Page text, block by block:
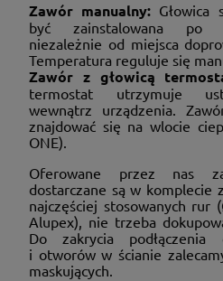
Zawór manualny: Głowica
być zainstalowana po
niezależnie od miejsca
Temperatura reguluje się
Zawór z głowicą
termostat utrzymuje
wewnątrz urządzenia.
znajdować się na wlocie
ONE).
Oferowane przez nas
dostarczane są w komplecie
najczęściej stosowanych
Alupex), nie trzeba
Do zakrycia
i otworów w ścianie
maskujących.